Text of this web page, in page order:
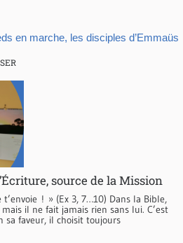
en marche, les disciples d’Emmaüs
source de la Mission
! » (Ex 3, 7…10) Dans la Bible,
il ne fait jamais rien sans lui. C’est
faveur, il choisit toujours